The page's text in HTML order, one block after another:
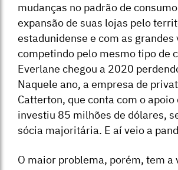
mudanças no padrão de
expansão de suas lojas pelo
estadunidense e com as
competindo pelo mesmo tipo de
Everlane chegou a 2020
Naquele ano, a empresa de
Catterton, que conta com o apoio
investiu 85 milhões de dólares,
sócia majoritária. E aí veio a
O maior problema, porém, tem a